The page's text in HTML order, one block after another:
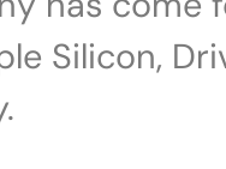
Silicon,